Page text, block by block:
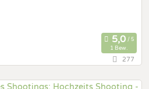
1 Bew.
277